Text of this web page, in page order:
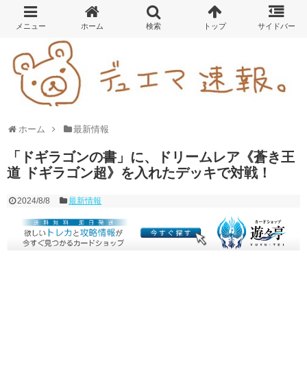
ホーム 最新情報
「ドギラゴンの書」に、ドリームレア《蒼き王
道 ドギラゴン超》を入れたデッキで対戦！
2024/8/8 最新情報